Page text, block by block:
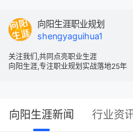
向阳生涯职业规划
shengyaguihua1
关注我们,共同点亮职业生涯
向阳生涯,专注职业规划实战落地25年
向阳生涯新闻 行业资